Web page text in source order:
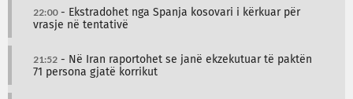
22:00- Ekstradohet nga Spanja kosovari i kërkuar për
vrasje në tentativë
21:52 - Në Iran raportohet se janë ekzekutuar të paktën
71 persona gjatë korrikut